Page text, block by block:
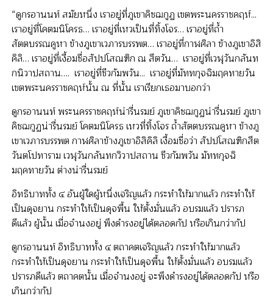
“ดูกรอานนท์ สมัยหนึ่ง เราอยู่ที่ภูเขาคิชฌกูฏ เขตพระนครราชคฤห์...
เราอยู่ที่โคตมนิโครธ… เราอยู่ที่เหวเป็นที่ทิ้งโจร… เราอยู่ที่ถ้ำ
สัตตบรรณคูหา ข้างภูเขาเวภารบรรพต… เราอยู่ที่กาฬศิลา ข้างภูเขาอิสิ
คิลิ… เราอยู่ที่เงื้อมชื่อสัปปโสณฑิก ณ สีตวัน… เราอยู่ที่เวฬุวันกลันท
กนิวาปสถาน…. เราอยู่ที่ชีวกัมพวัน... เราอยู่ที่มัททกุจฉิมฤคทายวัน
เขตพระนครราชคฤห์นั้น ณ ที่นั้น เราเรียกเธอมาบอกว่า
ดูกรอานนท์ พระนครราชคฤห์น่ารื่นรมย์ ภูเขาคิชฌกูฏน่ารื่นรมย์ ภูเขา
คิชฌกูฏน่ารื่นรมย์ โคตมนิโครธ เหวที่ทิ้งโจร ถ้ำสัตตบรรณคูหา ข้างภู
เขาเวภารบรรพต กาฬศิลาข้างภูเขาอิสิคิลิ เงื้อมชื่อว่า สัปปโสณฑิกสีต
วันตโปทาราม เวฬุวันกลันทกวิวาปสถาน ชีวกัมพวัน มัททกุจฉิ
มฤคทายวัน ต่างน่ารื่นรมย์
อิทธิบาททั้ง ๔ อันผู้ใดผู้หนึ่งเจริญแล้ว กระทำให้มากแล้ว กระทำให้
เป็นดุจยาน กระทำให้เป็นดุจพื้น ให้ตั้งมั่นแล้ว อบรมแล้ว ปรารภ
ดีแล้ว ผู้นั้น เมื่อจำนงอยู่ พึงดำรงอยู่ได้ตลอดกัป หรือเกินกว่ากัป
ดูกรอานนท์ อิทธิบาททั้ง ๔ ตถาคตเจริญแล้ว กระทำให้มากแล้ว
กระทำให้เป็นดุจยาน กระทำให้เป็นดุจพื้น ให้ตั้งมั่นแล้ว อบรมแล้ว
ปรารภดีแล้ว ตถาคตนั้น เมื่อจำนงอยู่ จะพึงดำรงอยู่ได้ตลอดกัป หรือ
เกินกว่ากัป